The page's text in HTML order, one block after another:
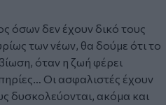
όσων δεν έχουν δικό τους
των νέων, θα δούμε ότι το
όταν η ζωή φέρει
Οι ασφαλιστές έχουν
δυσκολεύονται, ακόμα και